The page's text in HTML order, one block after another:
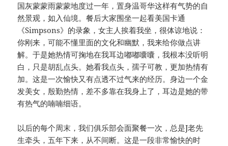
国灰蒙蒙雨蒙蒙地度过一年，置身温哥华这样有气势的自
然景观，如入仙境。餐后大家围坐一起看美国卡通
《Simpsons》的录象，女主人挨着我坐，很体谅地说：
你刚来，可能不懂里面的文化和幽默，我来给你做点讲
解。于是她热情可掬地在我耳边嘟嘟囔囔，我根本没听明
白，只是胡乱点头。她看我点头，孺子可教，更加热情有
加。这是一次愉快又有点透不过气来的经历。身边一个金
发美女，殷勤热情，差不多靠在我身上了，耳边是她的带
有热气的喃喃细语。
以后的每个周末，我们俱乐部会面聚餐一次，总是J老先
生牵头，五年下来，从不间断。这是一段非常愉快的时